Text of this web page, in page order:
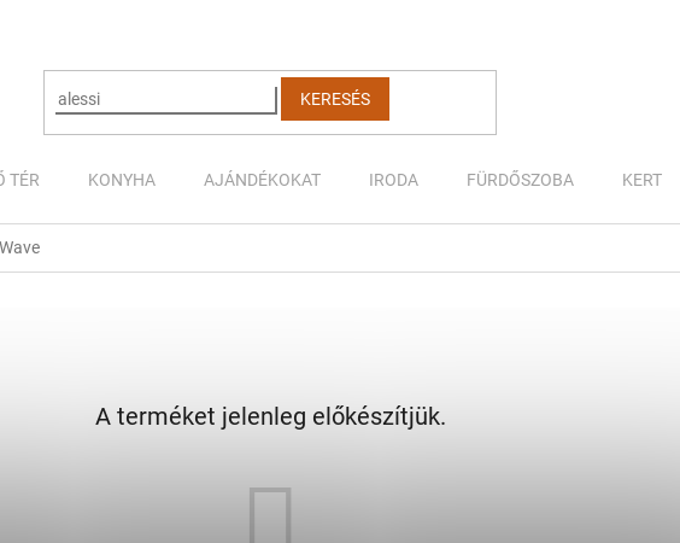
KERESÉS
TÉR KONYHA AJÁNDÉKOKAT IRODA FÜRDŐSZOBA KERT
A terméket jelenleg előkészítjük.